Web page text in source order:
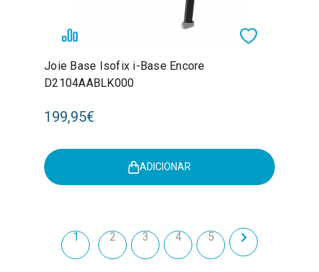
Joie Base Isofix i-Base Encore
D2104AABLK000
199,95€
ADICIONAR
1 2 3 4 5